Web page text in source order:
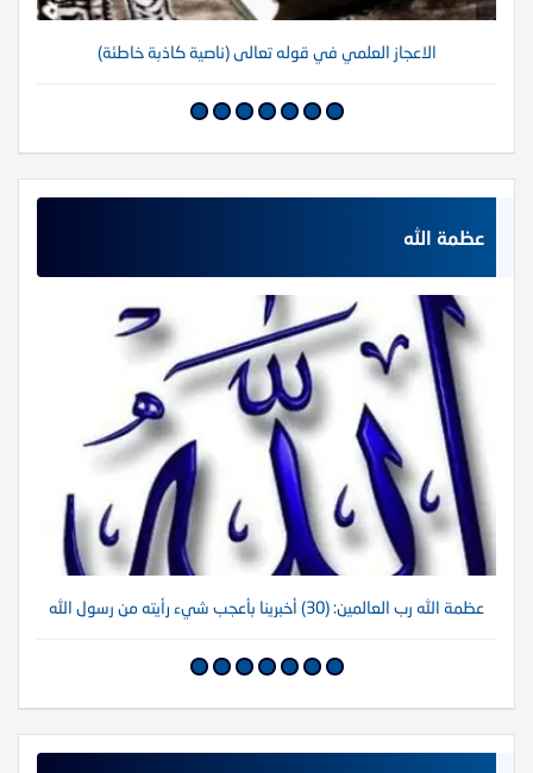
الاعجاز العلمي في قوله تعالى (ناصية كاذبة خاطئة)
عظمة الله
عظمة الله رب العالمين: (30) أخبرينا بأعجب شيء رأيته من رسول الله